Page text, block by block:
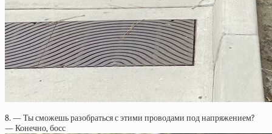
8. — Ты сможешь разобраться с этими проводами под напряжением?
— Конечно, босс